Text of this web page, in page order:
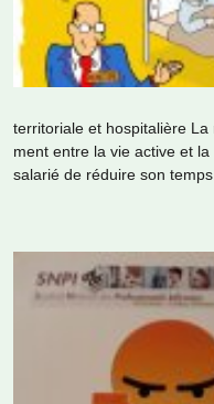
ter­ri­to­riale et hos­pi­ta­lière
ment entre la vie active et
sala­rié de réduire son